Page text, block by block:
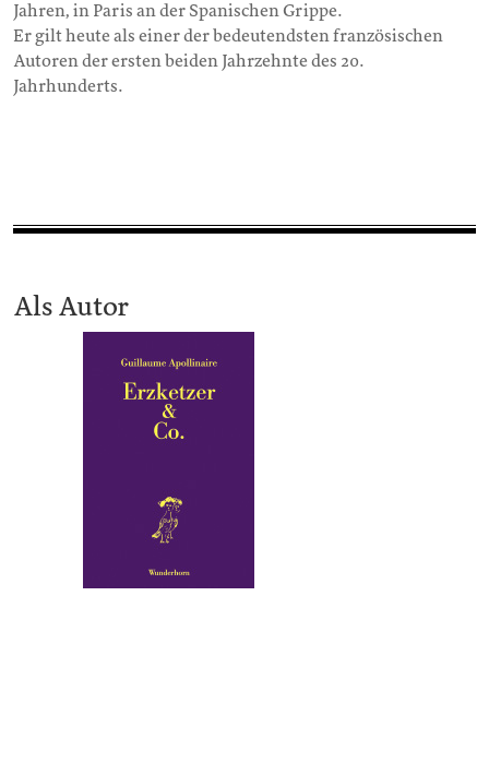
Jahren, in Paris an der Spanischen Grippe.
Er gilt heute als einer der bedeutendsten französischen
Autoren der ersten beiden Jahrzehnte des 20.
Jahrhunderts.
Als Autor